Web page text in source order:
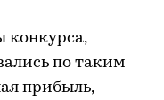
конкурса,
по таким
прибыль,